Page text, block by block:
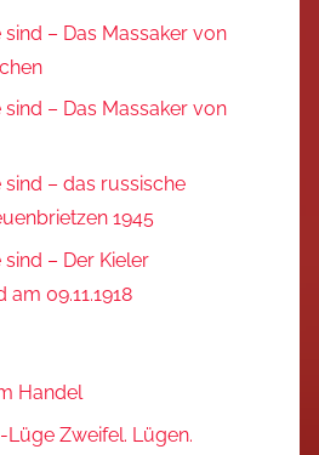
– Das Massaker von
– Das Massaker von
– das russische
1945
– Der Kieler
09.11.1918
Handel
Lüge Zweifel. Lügen.